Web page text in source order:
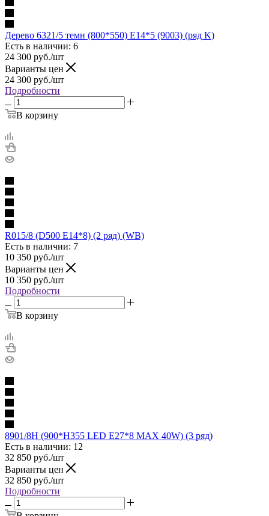
Дерево 6321/5 темн (800*550) E14*5 (9003) (ряд K)
Есть в наличии: 6
24 300 руб./шт
Варианты цен
24 300 руб./шт
Подробности
В корзину
R015/8 (D500 E14*8) (2 ряд) (WB)
Есть в наличии: 7
10 350 руб./шт
Варианты цен
10 350 руб./шт
Подробности
В корзину
8901/8H (900*H355 LED E27*8 MAX 40W) (3 ряд)
Есть в наличии: 12
32 850 руб./шт
Варианты цен
32 850 руб./шт
Подробности